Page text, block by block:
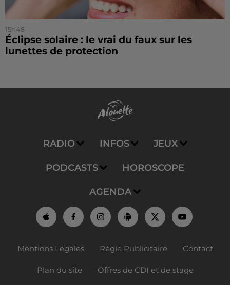
15h48
Éclipse solaire : le vrai du faux sur les
lunettes de protection
RADIO INFOS JEUX
PODCASTS HOROSCOPE
AGENDA
Mentions Légales Régie Publicitaire Contact
Plan du site Offres de CDI et de stage